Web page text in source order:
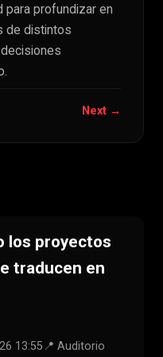
profundizar en
de distintos
Next →
los proyectos
traducen en
13:55📍 Auditorio